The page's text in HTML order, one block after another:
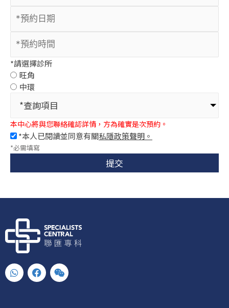
*請選擇診所
旺角
中環
*查詢項目
本中心將與您聯絡確認詳情，方為確實是次預約。
*本人已閱讀並同意有關私隱政策聲明。
*必需填寫
提交
W
h
a
F
a
c
W
e
i